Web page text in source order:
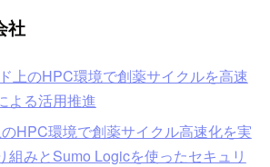
社
上のHPC環境で創薬サイクルを高速
る活用推進
のHPC環境で創薬サイクル高速化を実
組みとSumo Logicを使ったセキュリ